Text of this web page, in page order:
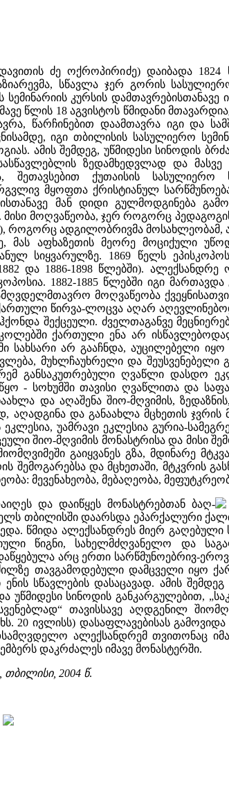
ძე ოქროპირიძე) დაიბადა
სწავლა ჯერ გორის
კურსის დამთავრებისთანავე
წლის 18 აგვისტოს წმიდანი
წარჩინებით დაამთავრა იგი და
იგი თბილისის სასულიერო
ამის შემდეგ, უწმიდესი სინოდის
ზედამხედვლად და მასვე
ქუთაისის სასულიერო
მყოფთა ქრისტიანულ
მან დიდი გულმოდგინება
მოღვაწეობა, ჯერ როგორც
როგორც ადგილობრივმა
მას აფხაზეთის მეორე მოციქული
სიყვარულზე. 1869 წელს
და 1886-1898 წლებში).
1882-1885 წლებში იგი
მოღვაწეობა
წირვა-ლოცვა აღარ
შექცეული. ძველთაგანვე
ქართული ენა არ
სახსარი არ გააჩნდა, აუცილებელი
მუხლჩაუხრელი და შეუსვენებელი
განსაკუთრებული ღვაწლი დასდო
- სოხუმში თავისი ღვაწლითა და
და აღაშენა შიო-მღვიმის,
აღადგინა და განაახლა მცხეთის ჯვრის
უამრავი ეკლესია გურია-
შიო-მღვიმის მონასტრისა და მისი
გაიყვანეს გზა, მდინარე
შემოგარებსა და მცხეთაში, მტკვრის
მევენახეობა, მებაღეობა,
და დაიწყეს მონასტრებთან ბაღ-
თბილისში დაარსდა ეპარქალური
წმიდა ალექსანდრეს მიერ გაღებული
წიგნი, სახელმძღვანელო და
არც ერთი სარწმუნოებრივ-
თავგამოდებული დამცველი იყო
სწავლების დასაცავად. ამის
უწმიდესი სინოდის განკარგულებით,
თავისსავე აღდგენილ
ივლისს) დასაფლავებისას
ალექსანდრემ თვითონაც
დაკრძალეს იმავე მონასტერში.
თბილისი, 2004 წ.